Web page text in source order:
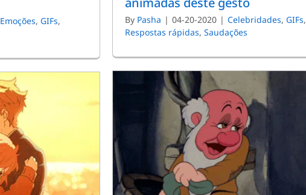
Emoções, GIFs,
By Pasha | 04-20-2020 | Celebridades, GIFs,
Respostas rápidas, Saudações